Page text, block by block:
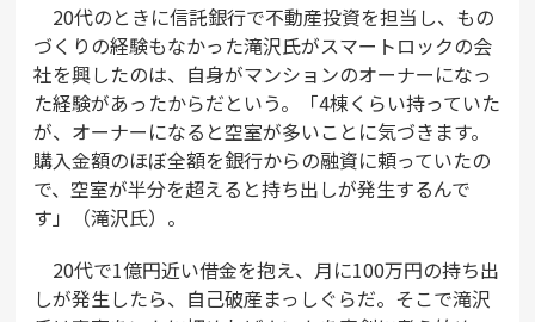
20代のときに信託銀行で不動産投資を担当し、もの
づくりの経験もなかった滝沢氏がスマートロックの会
社を興したのは、自身がマンションのオーナーになっ
た経験があったからだという。「4棟くらい持っていた
が、オーナーになると空室が多いことに気づきます。
購入金額のほぼ全額を銀行からの融資に頼っていたの
で、空室が半分を超えると持ち出しが発生するんで
す」（滝沢氏）。
20代で1億円近い借金を抱え、月に100万円の持ち出
しが発生したら、自己破産まっしぐらだ。そこで滝沢